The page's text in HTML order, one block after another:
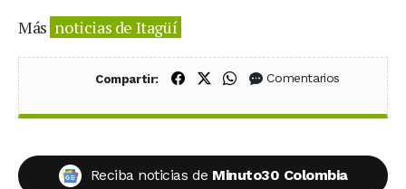
Más noticias de Itagüí
Compartir: Compartir en Facebook
Compartir en X (Twitter)
Compartir en WhatsApp
Comentarios
Reciba noticias de Minuto30 Colombia